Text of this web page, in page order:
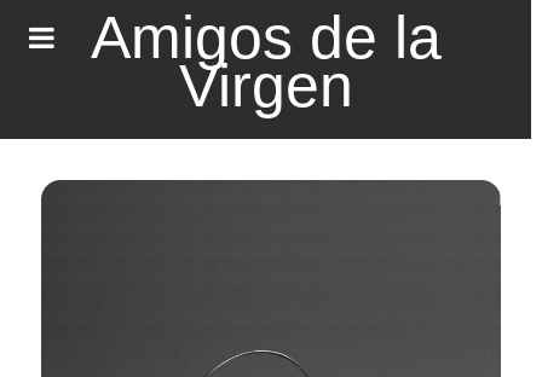
Amigos de la
Virgen